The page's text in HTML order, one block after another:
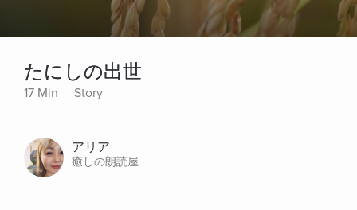
たにしの出世
17 Min Story
アリア
癒しの朗読屋